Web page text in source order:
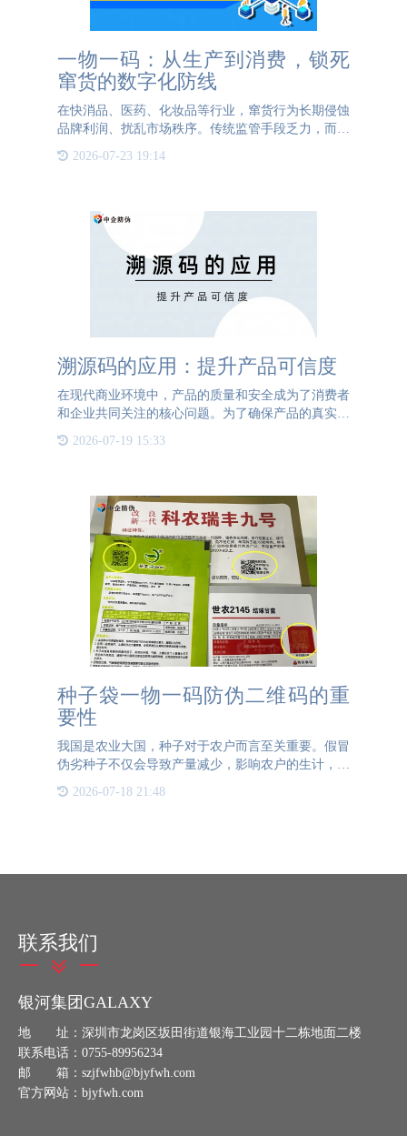
一物一码：从生产到消费，锁死
窜货的数字化防线
在快消品、医药、化妆品等行业，窜货行为长期侵蚀
品牌利润、扰乱市场秩序。传统监管手段乏力，而一
物一码技术通过为每个产品赋予唯一二维码“数字身
份证”，构建了全链路防窜货体系，成为企业市场管
2026-07-23 19:14
溯源码的应用：提升产品可信度
在现代商业环境中，产品的质量和安全成为了消费者
和企业共同关注的核心问题。为了确保产品的真实性
和安全性，溯源码的应用逐渐普及，成为构建透明供
应链的重要工具。溯源码，顾名思义，是用来追溯产
2026-07-19 15:33
种子袋一物一码防伪二维码的重
要性
我国是农业大国，种子对于农户而言至关重要。假冒
伪劣种子不仅会导致产量减少，影响农户的生计，还
显得尤为重要。种子防伪溯源技术通过在外包装上加
2026-07-18 21:48
联系我们
银河集团GALAXY
地 址：深圳市龙岗区坂田街道银海工业园十二栋地面二楼
联系电话：0755-89956234
邮 箱：szjfwhb@bjyfwh.com
官方网站：bjyfwh.com